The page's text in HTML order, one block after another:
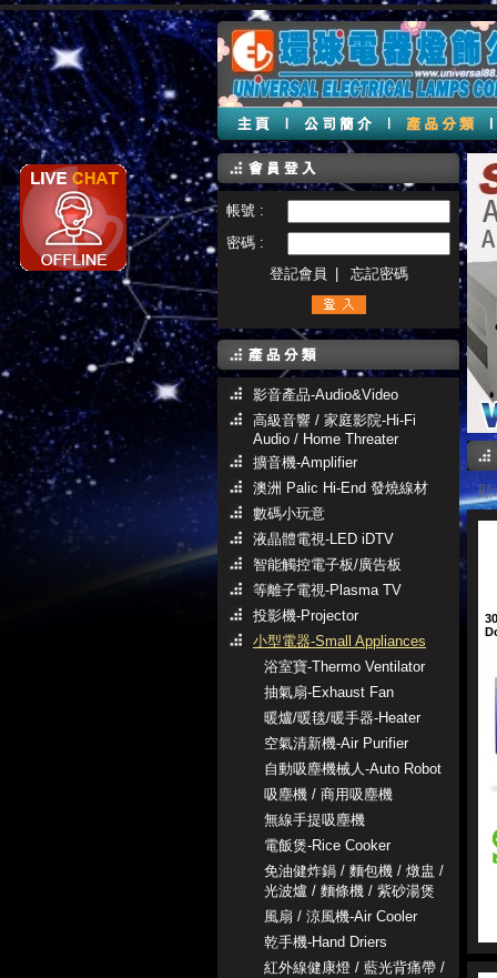
帳號 :
密碼 :
登記會員
忘記密碼
影音產品-Audio&Video
高級音響 / 家庭影院-Hi-Fi
Audio / Home Threater
擴音機-Amplifier
澳洲 Palic Hi-End 發燒線材
數碼小玩意
液晶體電視-LED iDTV
智能觸控電子板/廣告板
等離子電視-Plasma TV
投影機-Projector
小型電器-Small Appliances
浴室寶-Thermo Ventilator
抽氣扇-Exhaust Fan
暖爐/暖毯/暖手器-Heater
空氣清新機-Air Purifier
自動吸塵機械人-Auto Robot
吸塵機 / 商用吸塵機
無線手提吸塵機
電飯煲-Rice Cooker
免油健炸鍋 / 麵包機 / 燉盅 /
光波爐 / 麵條機 / 紫砂湯煲
風扇 / 涼風機-Air Cooler
乾手機-Hand Driers
紅外線健康燈 / 藍光背痛帶 /
顯